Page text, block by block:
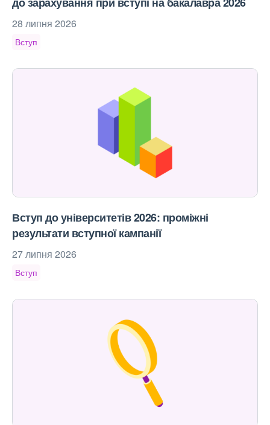
28 липня 2026
Вступ
Вступ до університетів 2026: проміжні
результати вступної кампанії
27 липня 2026
Вступ